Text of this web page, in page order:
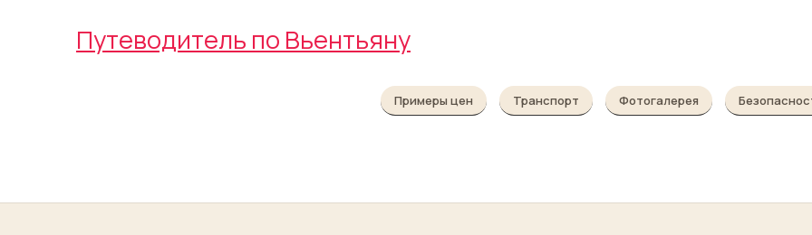
Путеводитель по Вьентьяну
Примеры цен Транспорт Фотогалерея